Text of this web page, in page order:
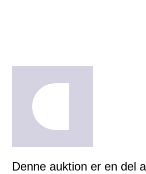
Denne auktion er en del